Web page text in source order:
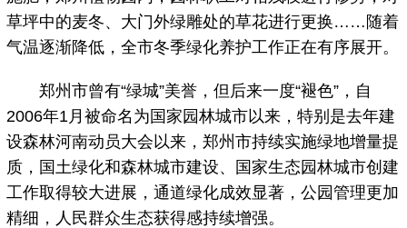
草坪中的麦冬、大门外绿雕处的草花进行更换……随着
气温逐渐降低，全市冬季绿化养护工作正在有序展开。
郑州市曾有“绿城”美誉，但后来一度“褪色”，自
2006年1月被命名为国家园林城市以来，特别是去年建
设森林河南动员大会以来，郑州市持续实施绿地增量提
质，国土绿化和森林城市建设、国家生态园林城市创建
工作取得较大进展，通道绿化成效显著，公园管理更加
精细，人民群众生态获得感持续增强。